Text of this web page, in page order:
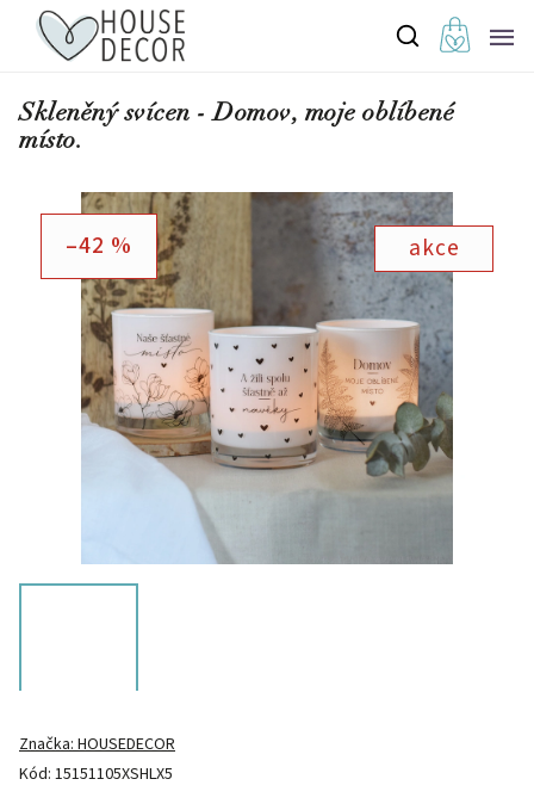
Skleněný svícen - Domov, moje oblíbené
místo.
akce
–42 %
Kód: 15151105XSHLX5
Značka:HOUSEDECOR